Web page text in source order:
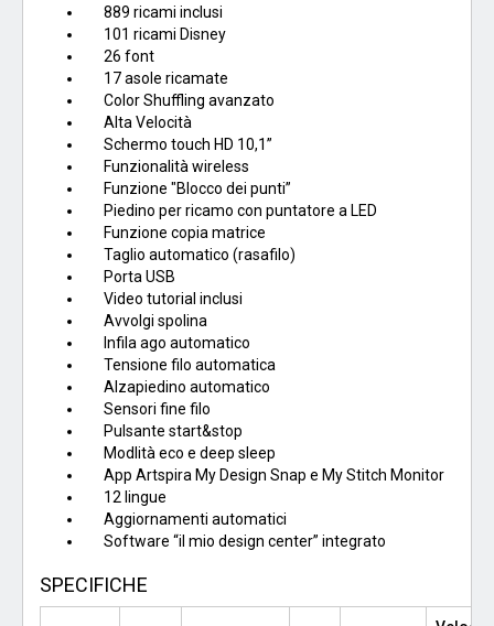
889 ricami inclusi
101 ricami Disney
26 font
17 asole ricamate
Color Shuffling avanzato
Alta Velocità
Schermo touch HD 10,1”
Funzionalità wireless
Funzione "Blocco dei punti”
Piedino per ricamo con puntatore a LED
Funzione copia matrice
Taglio automatico (rasafilo)
Porta USB
Video tutorial inclusi
Avvolgi spolina
Infila ago automatico
Tensione filo automatica
Alzapiedino automatico
Sensori fine filo
Pulsante start&stop
Modlità eco e deep sleep
App Artspira My Design Snap e My Stitch Monitor
12 lingue
Aggiornamenti automatici
Software “il mio design center” integrato
SPECIFICHE